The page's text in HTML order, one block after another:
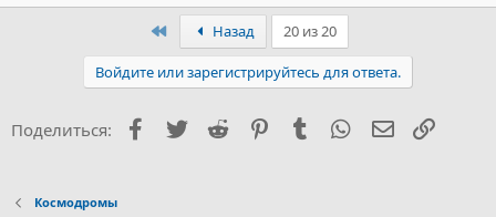
а
ПервыйНазад 20 из 20
Войдите или зарегистрируйтесь для ответа.
Поделиться: Facebook
Twitter Reddit PinterestTumblr WhatsApp
Космодромы